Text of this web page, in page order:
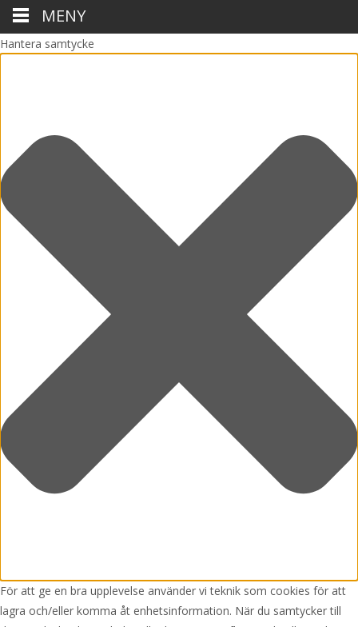
Hantera samtycke
För att ge en bra upplevelse använder vi teknik som cookies för att
lagra och/eller komma åt enhetsinformation. När du samtycker till
MENY